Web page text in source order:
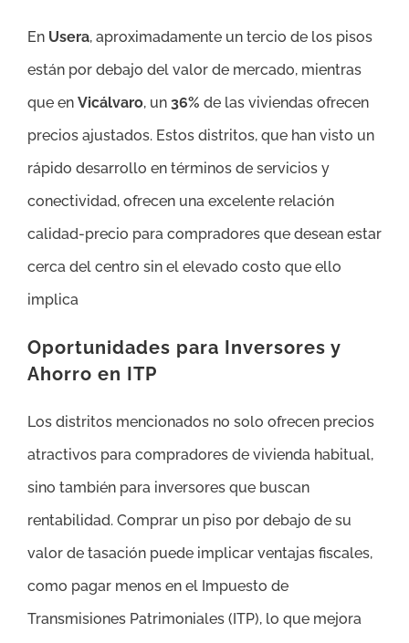
En Usera, aproximadamente un tercio de los pisos
están por debajo del valor de mercado, mientras
que en Vicálvaro, un 36% de las viviendas ofrecen
precios ajustados. Estos distritos, que han visto un
rápido desarrollo en términos de servicios y
conectividad, ofrecen una excelente relación
calidad-precio para compradores que desean estar
cerca del centro sin el elevado costo que ello
implica​
Oportunidades para Inversores y
Ahorro en ITP
Los distritos mencionados no solo ofrecen precios
atractivos para compradores de vivienda habitual,
sino también para inversores que buscan
rentabilidad. Comprar un piso por debajo de su
valor de tasación puede implicar ventajas fiscales,
como pagar menos en el Impuesto de
Transmisiones Patrimoniales (ITP), lo que mejora